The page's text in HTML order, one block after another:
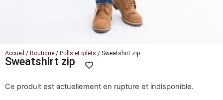
Accueil / Boutique / Pulls et gilets / Sweatshirt zip
Sweatshirt zip
Ce produit est actuellement en rupture et indisponible.